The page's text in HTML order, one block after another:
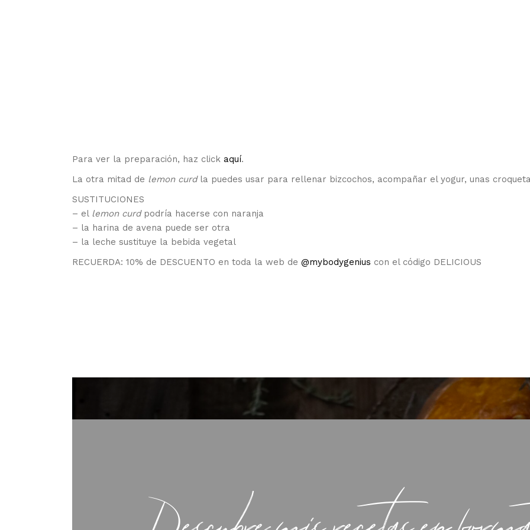
Para ver la preparación, haz click aquí.
La otra mitad de lemon curdla puedes usar para rellenar bizcochos, acompañar el yogur, unas
SUSTITUCIONES
– el lemon curdpodría hacerse con naranja
– la harina de avena puede ser otra
– la leche sustituye la bebida vegetal
RECUERDA: 10% de DESCUENTO en toda la web de @mybodygenius con el código DELICIOUS